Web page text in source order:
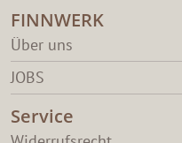
FINNWERK
Über uns
JOBS
Service